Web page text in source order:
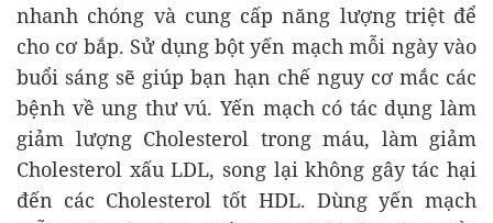
nhanh chóng và cung cấp năng lượng triệt để
cho cơ bắp. Sử dụng bột yến mạch mỗi ngày vào
buổi sáng sẽ giúp bạn hạn chế nguy cơ mắc các
bệnh về ung thư vú. Yến mạch có tác dụng làm
giảm lượng Cholesterol trong máu, làm giảm
Cholesterol xấu LDL, song lại không gây tác hại
đến các Cholesterol tốt HDL. Dùng yến mạch